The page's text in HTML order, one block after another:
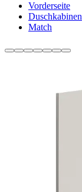
Vorderseite
Duschkabinen
Match